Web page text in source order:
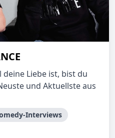
Liebe ist, bist du
und Aktuellste aus
Interviews